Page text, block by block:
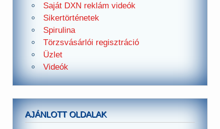
Saját DXN reklám videók
Sikertörténetek
Spirulina
Törzsvásárlói regisztráció
Üzlet
Videók
AJÁNLOTT OLDALAK